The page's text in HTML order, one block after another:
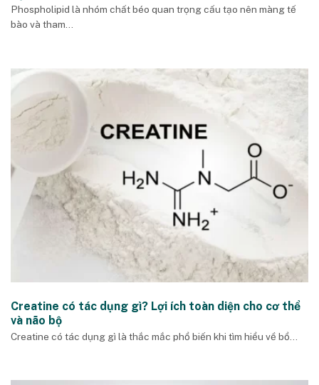
Phospholipid là nhóm chất béo quan trọng cấu tạo nên màng tế
bào và tham...
Creatine có tác dụng gì? Lợi ích toàn diện cho cơ thể
và não bộ
Creatine có tác dụng gì là thắc mắc phổ biến khi tìm hiểu về bổ...